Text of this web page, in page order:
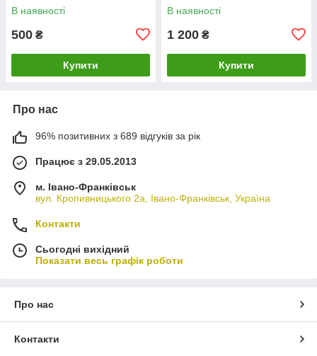
В наявності
500 ₴
Купити
В наявності
1 200 ₴
Купити
Про нас
96% позитивних з 689 відгуків за рік
Працює з 29.05.2013
м. Івано-Франківськ
вул. Кропивницького 2а, Івано-Франківськ, Україна
Контакти
Сьогодні вихідний
Показати весь графік роботи
Про нас
Контакти